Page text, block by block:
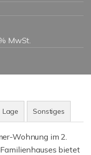
MwSt.
Lage Sonstiges
Wohnung im 2.
bietet